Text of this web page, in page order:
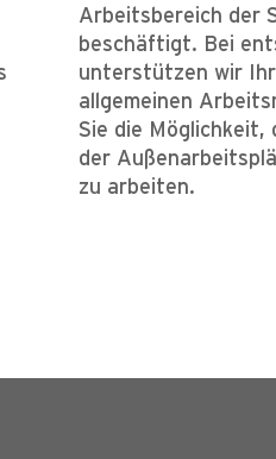
Arbeitsbereich der
beschäftigt. Bei
unterstützen wir
allgemeinen
Sie die
der
zu arbeiten.